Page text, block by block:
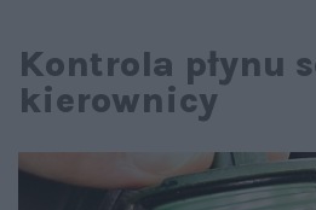
Kontrola płynu
kierownicy